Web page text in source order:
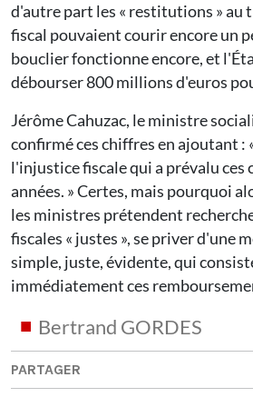
d'autre part les « restitutions » au
fiscal pouvaient courir encore un
bouclier fonctionne encore, et
débourser 800 millions d'euros
Jérôme Cahuzac, le ministre
confirmé ces chiffres en ajoutant :
l'injustice fiscale qui a prévalu ces
années. » Certes, mais pourquoi
les ministres prétendent
fiscales « justes », se priver d'une
simple, juste, évidente, qui
immédiatement ces
Bertrand GORDES
PARTAGER